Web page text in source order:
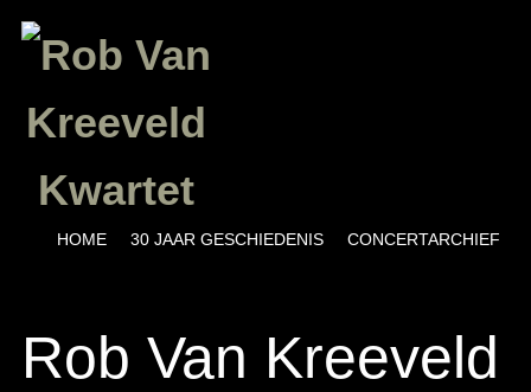
Menu
SKIP TO CONTENT
HOME 30 JAAR GESCHIEDENIS CONCERTARCHIEF
Rob Van Kreeveld